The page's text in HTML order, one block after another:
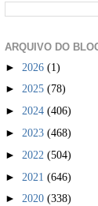
ARQUIVO DO
► 2026 (1)
► 2025 (78)
► 2024 (406)
► 2023 (468)
► 2022 (504)
► 2021 (646)
► 2020 (338)